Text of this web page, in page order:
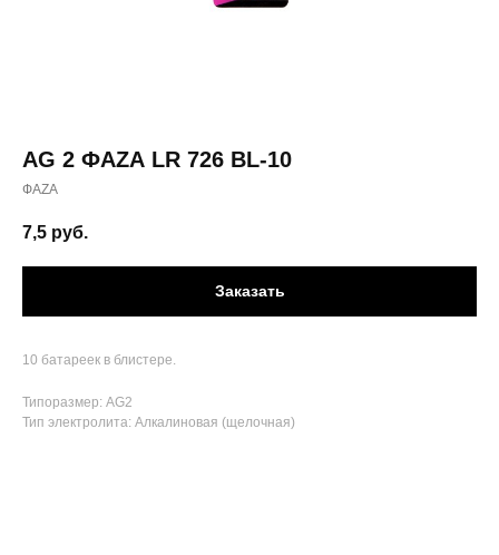
AG 2 ФАZА LR 726 BL-10
ФАZА
7,5 руб.
Заказать
10 батареек в блистере.
Типоразмер: AG2
Тип электролита: Алкалиновая (щелочная)